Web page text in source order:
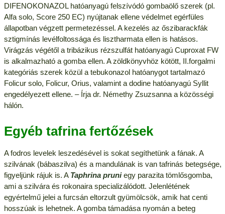
DIFENOKONAZOL hatóanyagú felszívódó gombaölő szerek (pl.
Alfa solo, Score 250 EC) nyújtanak ellene védelmet egérfüles
állapotban végzett permetezéssel. A kezelés az őszibarackfák
sztigmínás levélfoltossága és lisztharmata ellen is hatásos.
Virágzás végétől a tribázikus rézszulfát hatóanyagú Cuproxat FW
is alkalmazható a gomba ellen. A zöldkönyvhöz kötött, II.forgalmi
kategóriás szerek közül a tebukonazol hatóanygot tartalmazó
Folicur solo, Folicur, Orius, valamint a dodine hatóanyagú Syllit
engedélyezett ellene. – Írja dr. Némethy Zsuzsanna a közösségi
hálón.
Egyéb tafrina fertőzések
A fodros levelek leszedésével is sokat segíthetünk a fának. A
szilvának (bábaszilva) és a mandulának is van tafrinás betegsége,
figyeljünk rájuk is. A Taphrina pruniegy parazita tömlősgomba,
ami a szilvára és rokonaira specializálódott. Jelenlétének
egyértelmű jelei a furcsán eltorzult gyümölcsök, amik hat centi
hosszúak is lehetnek. A gomba támadása nyomán a beteg